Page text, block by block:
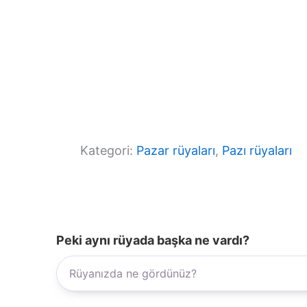
Kategori: Pazar rüyaları, Pazı rüyaları
Peki aynı rüyada başka ne vardı?